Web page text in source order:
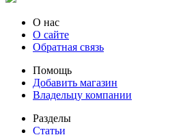
О нас
О сайте
Обратная связь
Помощь
Добавить магазин
Владельцу компании
Разделы
Статьи